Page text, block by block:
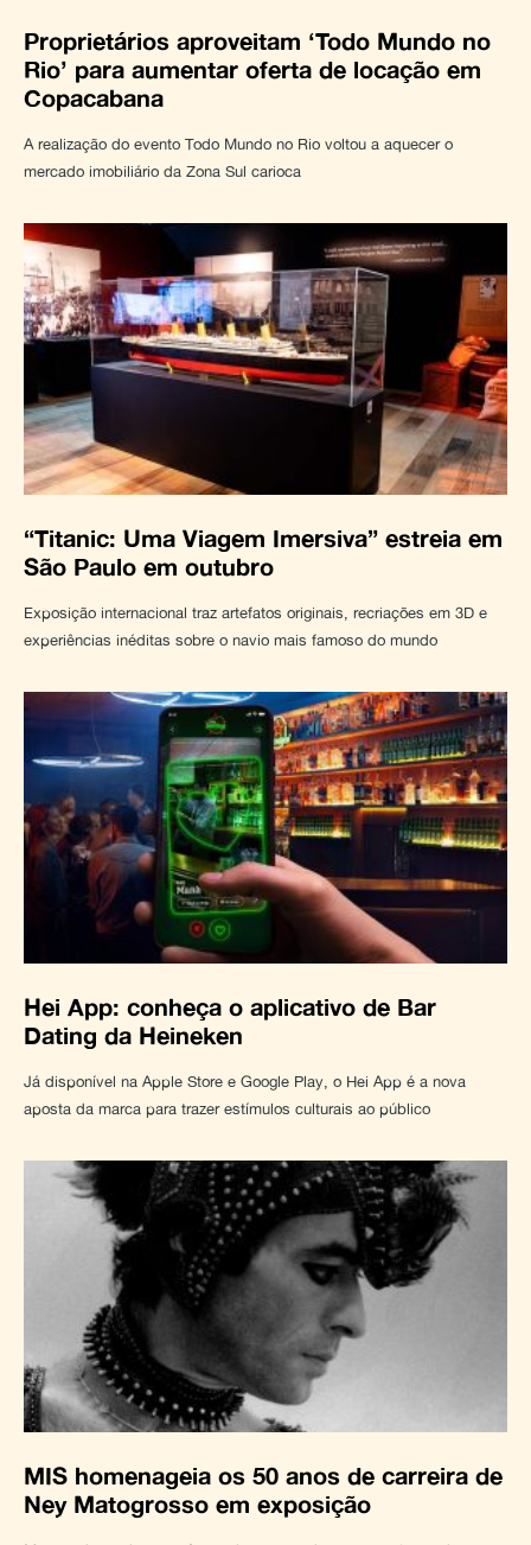
Proprietários aproveitam ‘Todo Mundo no
Rio’ para aumentar oferta de locação em
Copacabana
A realização do evento Todo Mundo no Rio voltou a aquecer o
mercado imobiliário da Zona Sul carioca
“Titanic: Uma Viagem Imersiva” estreia em
São Paulo em outubro
Exposição internacional traz artefatos originais, recriações em 3D e
experiências inéditas sobre o navio mais famoso do mundo
Hei App: conheça o aplicativo de Bar
Dating da Heineken
Já disponível na Apple Store e Google Play, o Hei App é a nova
aposta da marca para trazer estímulos culturais ao público
MIS homenageia os 50 anos de carreira de
Ney Matogrosso em exposição